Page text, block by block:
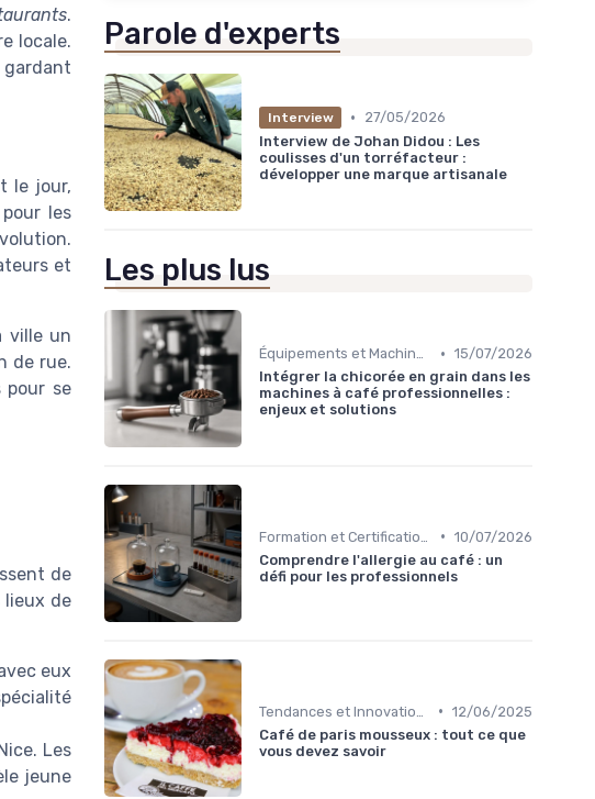
.
locale.
le jour,
les
et
ville un
de rue.
pour se
de
lieux de
eux
Les
jeune
Parole d'experts
Interview •
27/05/2026
Interview de Johan Didou : Les
coulisses d'un torréfacteur :
développer une marque artisanale
Les plus lus
Équipements et Machines CHR • 15/07/2026
Intégrer la chicorée en grain dans les
machines à café professionnelles :
enjeux et solutions
• 10/07/2026
Comprendre l'allergie au café : un
défi pour les professionnels
• 12/06/2025
Café de paris mousseux : tout ce que
vous devez savoir